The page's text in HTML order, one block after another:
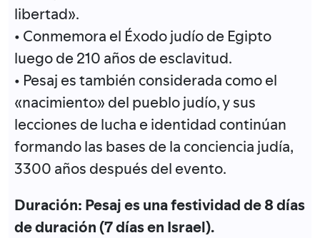
libertad».
• Conmemora el Éxodo judío de Egipto
luego de 210 años de esclavitud.
• Pesaj es también considerada como el
«nacimiento» del pueblo judío, y sus
lecciones de lucha e identidad continúan
formando las bases de la conciencia judía,
3300 años después del evento.
Duración: Pesaj es una festividad de 8 días
de duración (7 días en Israel).